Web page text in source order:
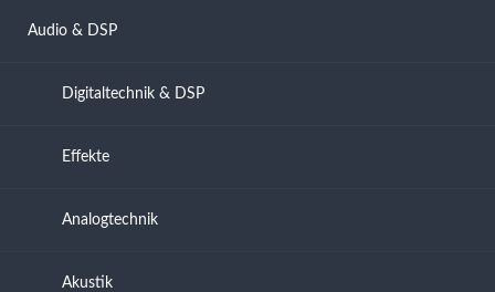
Audio & DSP
Digitaltechnik & DSP
Effekte
Analogtechnik
Akustik